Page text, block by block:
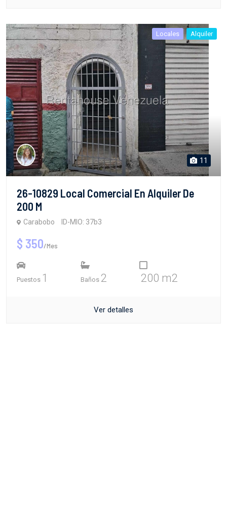
Locales Alquiler
11
26-10829 Local Comercial En Alquiler De
200 M
Carabobo ID-MIO: 37b3
$ 350/Mes
Puestos 1 Baños 2 200 m2
Ver detalles